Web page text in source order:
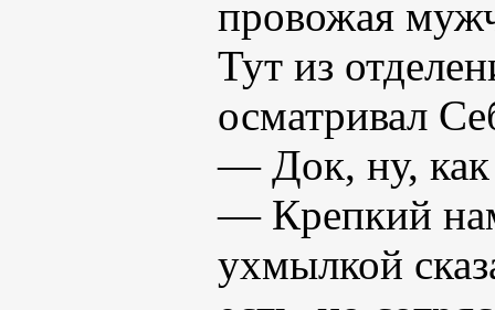
провожая
Тут из
осматривал
— Док, ну, как
— Крепкий
ухмылкой